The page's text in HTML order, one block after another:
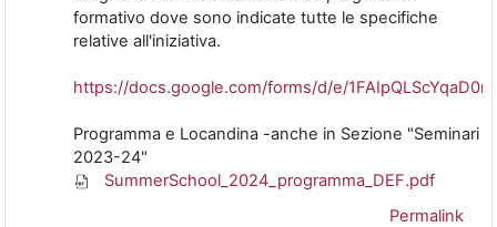
formativo dove sono indicate tutte le specifiche
relative all'iniziativa.
https://docs.google.com/forms/d/e/
Programma e Locandina -anche in Sezione "Seminari
2023-24"
SummerSchool_2024_programma_DEF.pdf
Permalink